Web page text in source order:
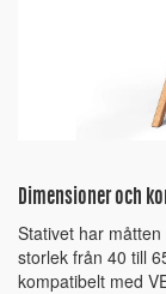
Dimensioner och
Stativet har
storlek från 40 till
kompatibelt med